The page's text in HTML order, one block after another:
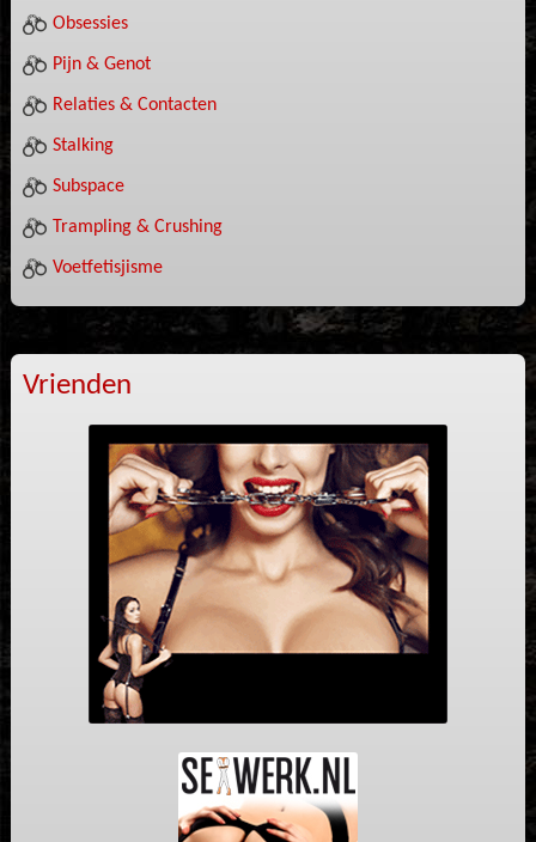
Obsessies
Pijn & Genot
Relaties & Contacten
Stalking
Subspace
Trampling & Crushing
Voetfetisjisme
Vrienden